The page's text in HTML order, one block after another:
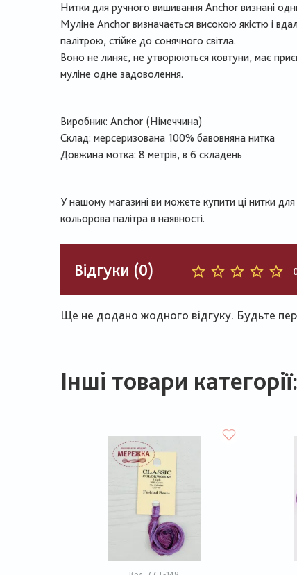
Нитки для ручного вишивання Anchor визнані
Муліне Anchor визначається високою якістю і
палітрою, стійке до сонячного світла.
Воно не линяє, не утворюються ковтуни, має
муліне одне задоволення.
Виробник: Anchor (Німеччина)
Склад: мерсеризована 100% бавовняна нитка
Довжина мотка: 8 метрів, в 6 складень
У нашому магазині ви можете купити ці нитки
кольорова палітра в наявності.
Відгуки (0)
Ще не додано жодного відгуку. Будьте
Інші товари категорії: